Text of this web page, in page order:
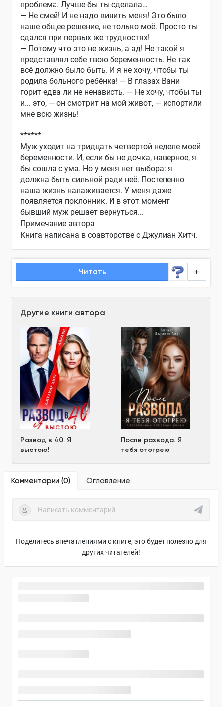
проблема. Лучше бы ты сделала…
— Не смей! И не надо винить меня! Это было
наше общее решение, не только моё. Просто ты
сдался при первых же трудностях!
— Потому что это не жизнь, а ад! Не такой я
представлял себе твою беременность. Не так
всё должно было быть. И я не хочу, чтобы ты
родила больного ребёнка! — В глазах Вани
горит едва ли не ненависть. — Не хочу, чтобы ты
и... это, — он смотрит на мой живот, — испортили
мне всю жизнь!
******
Муж уходит на тридцать четвертой неделе моей
беременности. И, если бы не дочка, наверное, я
бы сошла с ума. Но у меня нет выбора: я
должна быть сильной ради неё. Постепенно
наша жизнь налаживается. У меня даже
появляется поклонник. И в этот момент
бывший муж решает вернуться...
Примечание автора
Книга написана в соавторстве с Джулиан Хитч.
Читать
Другие книги автора
Развод в 40. Я
выстою!
После развода. Я
тебя отогрею
Комментарии (0) Оглавление
Поделитесь впечатлениями о книге, это будет полезно для
других читателей!